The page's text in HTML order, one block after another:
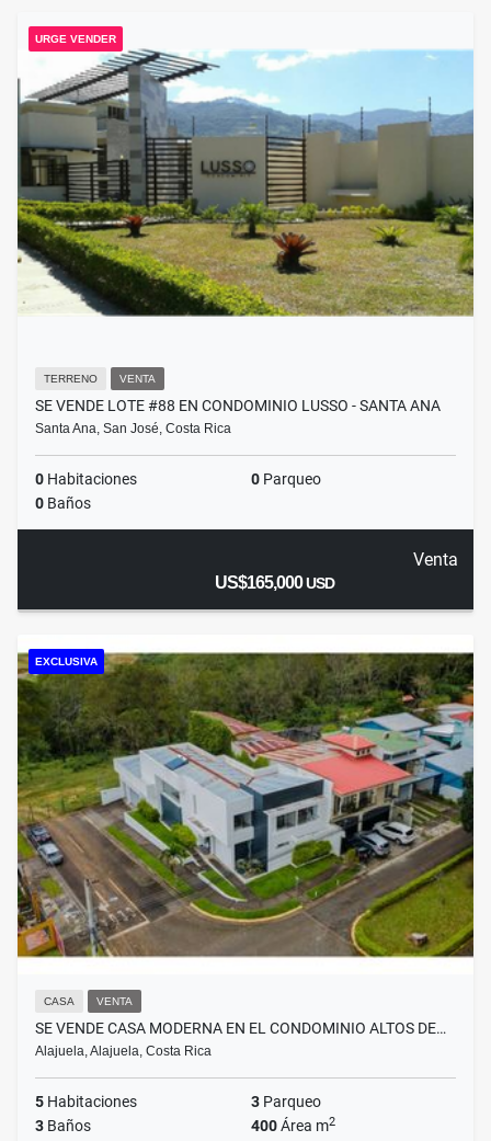
URGE VENDER
TERRENO VENTA
SE VENDE LOTE #88 EN CONDOMINIO LUSSO - SANTA ANA
Santa Ana, San José, Costa Rica
0 Habitaciones 0 Parqueo
0 Baños
Venta
US$165,000USD
EXCLUSIVA
CASA VENTA
SE VENDE CASA MODERNA EN EL CONDOMINIO ALTOS DE…
Alajuela, Alajuela, Costa Rica
5 Habitaciones 3 Parqueo
3 Baños 400Área m2